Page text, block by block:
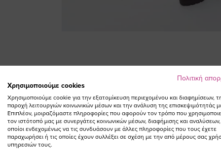
beginning
the
images
gallery
NEW IN
Πολιτική
Χρησιμοποιούμε cookies
Χρησιμοποιούμε cookie για την εξατομίκευση περιεχομένου και διαφημίσεων,
παροχή λειτουργιών κοινωνικών μέσων και την ανάλυση της επισκεψιμότητάς
Επιπλέον, μοιραζόμαστε πληροφορίες που αφορούν τον τρόπο που
τον ιστότοπό μας με συνεργάτες κοινωνικών μέσων, διαφήμισης και αναλύσεων,
οποίοι ενδεχομένως να τις συνδυάσουν με άλλες πληροφορίες που τους έχετε
παραχωρήσει ή τις οποίες έχουν συλλέξει σε σχέση με την από μέρους σας
υπηρεσιών τους.